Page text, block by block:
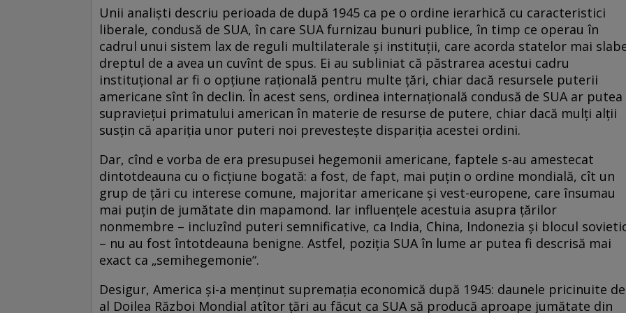
Unii analişti descriu perioada de după 1945 ca pe o ordine ierarhică cu caracteristici
liberale, condusă de SUA, în care SUA furnizau bunuri publice, în timp ce operau în
cadrul unui sistem lax de reguli multilaterale şi instituţii, care acorda statelor mai
dreptul de a avea un cuvînt de spus. Ei au subliniat că păstrarea acestui cadru
instituţional ar fi o opţiune raţională pentru multe ţări, chiar dacă resursele puterii
americane sînt în declin. În acest sens, ordinea internaţională condusă de SUA ar putea
supravieţui primatului american în materie de resurse de putere, chiar dacă mulţi alţii
susţin că apariţia unor puteri noi prevesteşte dispariţia acestei ordini.
Dar, cînd e vorba de era presupusei hegemonii americane, faptele s-au amestecat
dintotdeauna cu o ficţiune bogată: a fost, de fapt, mai puţin o ordine mondială, cît un
grup de ţări cu interese comune, majoritar americane şi vest-europene, care însumau
mai puţin de jumătate din mapamond. Iar influenţele acestuia asupra ţărilor
nonmembre – incluzînd puteri semnificative, ca India, China, Indonezia şi blocul
– nu au fost întotdeauna benigne. Astfel, poziţia SUA în lume ar putea fi descrisă mai
exact ca „semihegemonie“.
Desigur, America şi-a menţinut supremaţia economică după 1945: daunele pricinuite de
al Doilea Război Mondial atîtor ţări au făcut ca SUA să producă aproape jumătate din